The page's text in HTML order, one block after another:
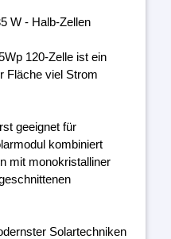
W - Halb-Zellen
120-Zelle ist ein
Fläche viel Strom
geeignet für
kombiniert
mit monokristalliner
Solartechniken